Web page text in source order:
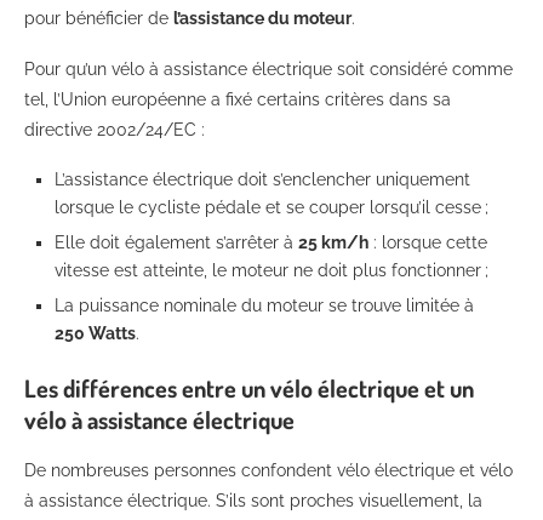
pour bénéficier de l’assistance du moteur.
Pour qu’un vélo à assistance électrique soit considéré comme
tel, l’Union européenne a fixé certains critères dans sa
directive 2002/24/EC :
L’assistance électrique doit s’enclencher uniquement
lorsque le cycliste pédale et se couper lorsqu’il cesse ;
Elle doit également s’arrêter à 25 km/h : lorsque cette
vitesse est atteinte, le moteur ne doit plus fonctionner ;
La puissance nominale du moteur se trouve limitée à
250 Watts.
Les différences entre un vélo électrique et un
vélo à assistance électrique
De nombreuses personnes confondent vélo électrique et vélo
à assistance électrique. S’ils sont proches visuellement, la